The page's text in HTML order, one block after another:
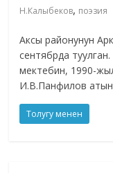
Н.Калыбеков, поэзия
Аксы районунун
сентябрда
мектебин, 1990-
И.В.Панфилов
Толугу менен